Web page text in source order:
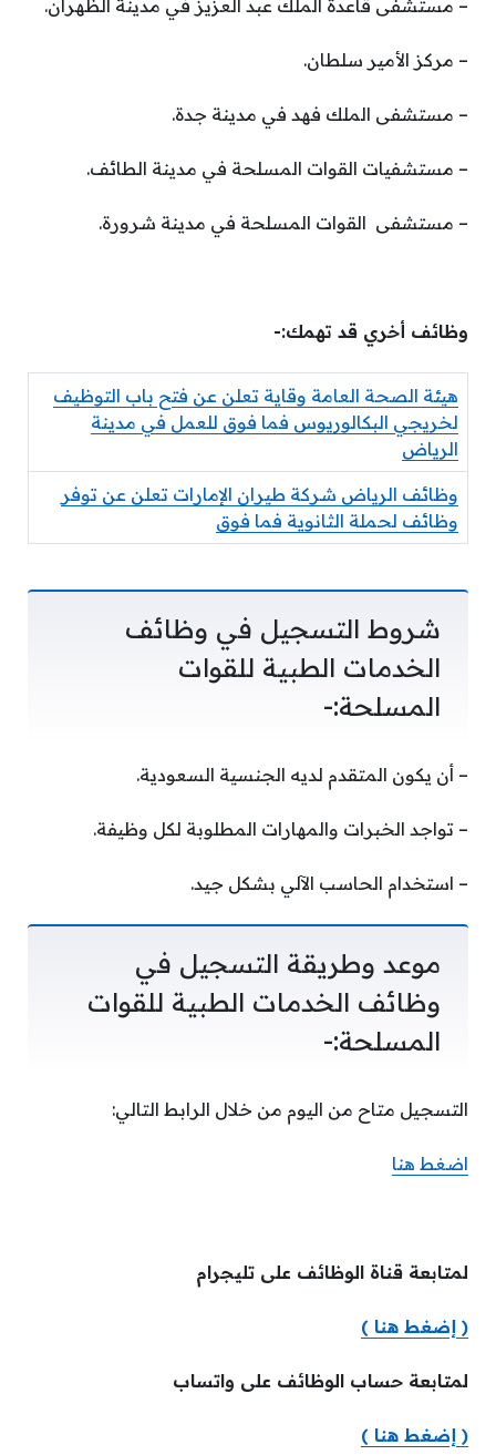
– مستشفى قاعدة الملك عبد العزيز في مدينة الظهران.
– مركز الأمير سلطان.
– مستشفى الملك فهد في مدينة جدة.
– مستشفيات القوات المسلحة في مدينة الطائف.
– مستشفى القوات المسلحة في مدينة شرورة.
وظائف أخري قد تهمك:-
هيئة الصحة العامة وقاية تعلن عن فتح باب التوظيف
لخريجي البكالوريوس فما فوق للعمل في مدينة
الرياض
وظائف الرياض شركة طيران الإمارات تعلن عن توفر
وظائف لحملة الثانوية فما فوق
شروط التسجيل في وظائف
الخدمات الطبية للقوات
المسلحة:-
– أن يكون المتقدم لديه الجنسية السعودية.
– تواجد الخبرات والمهارات المطلوبة لكل وظيفة.
– استخدام الحاسب الآلي بشكل جيد.
موعد وطريقة التسجيل في
وظائف الخدمات الطبية للقوات
المسلحة:-
التسجيل متاح من اليوم من خلال الرابط التالي:
اضغط هنا
لمتابعة قناة الوظائف على تليجرام
( إضغط هنا )
لمتابعة حساب الوظائف على واتساب
( إضغط هنا )